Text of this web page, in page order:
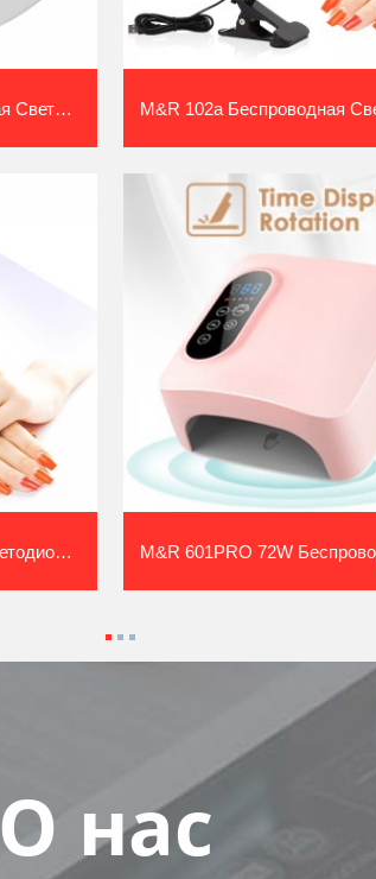
M&R 801PRO Беспроводная Светодиодн...
M&r 102 Беспроводная Светодиодная...
О нас